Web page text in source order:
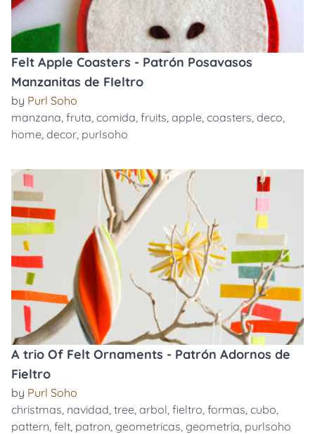
Felt Apple Coasters - Patrón Posavasos
Manzanitas de FIeltro
by Purl Soho
manzana, fruta, comida, fruits, apple, coasters, deco,
home, decor, purlsoho
A trio Of Felt Ornaments - Patrón Adornos de
Fieltro
by Purl Soho
christmas, navidad, tree, arbol, fieltro, formas, cubo,
pattern, felt, patron, geometricas, geometria, purlsoho